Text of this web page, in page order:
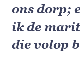
ons dorp;
ik de
die volop